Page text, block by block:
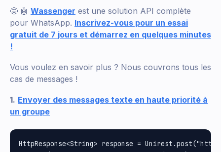
🤩 🤖 Wassenger est une solution API complète
pour WhatsApp. Inscrivez-vous pour un essai
gratuit de 7 jours et démarrez en quelques minutes
!
Vous voulez en savoir plus ? Nous couvrons tous les
cas de messages !
1. Envoyer des messages texte en haute priorité à
un groupe
HttpResponse<String> response =